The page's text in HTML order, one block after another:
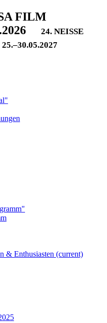
FILM
24. NEISSE
25.–30.05.2027
& Enthusiasten (current)